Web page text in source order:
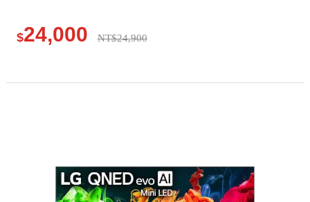
$24,000 NT$24,900